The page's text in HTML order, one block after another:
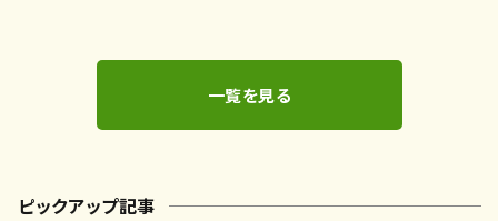
一覧を見る
ピックアップ記事